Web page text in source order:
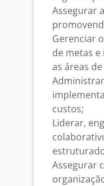
Assegurar
Gerenciar
de metas
as áreas
custos;
Liderar,
Assegurar